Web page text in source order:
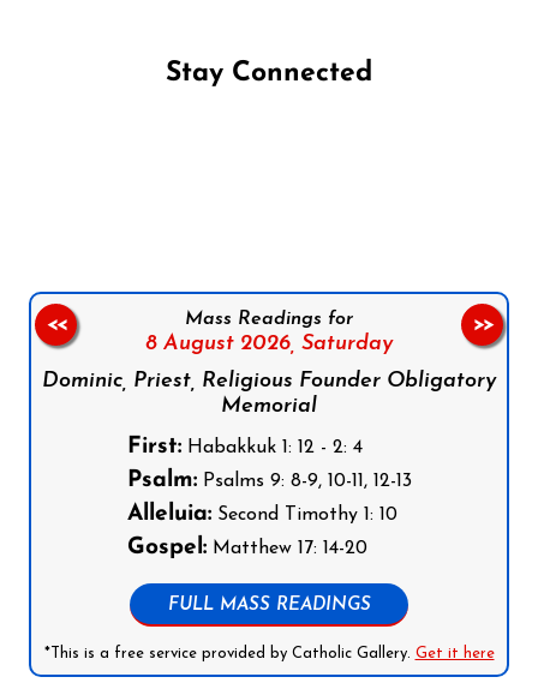
Stay Connected
Mass Readings for
8 August 2026, Saturday
Dominic, Priest, Religious Founder Obligatory
Memorial
First:Habakkuk 1: 12 - 2: 4
Psalm:Psalms 9: 8-9, 10-11, 12-13
Alleluia:Second Timothy 1: 10
Gospel:Matthew 17: 14-20
FULL MASS READINGS
*This is a free service provided by Catholic Gallery. Get it here
<< >>